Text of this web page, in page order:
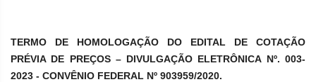
TERMO DE HOMOLOGAÇÃO DO EDITAL DE COTAÇÃO
PRÉVIA DE PREÇOS – DIVULGAÇÃO ELETRÔNICA Nº. 003-
2023 - CONVÊNIO FEDERAL Nº 903959/2020.